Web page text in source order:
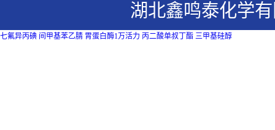
湖北鑫鸣泰化学
七氟异丙碘 间甲基苯乙腈 胃蛋白酶1万活力 丙二酸单叔丁酯 三甲基硅醇